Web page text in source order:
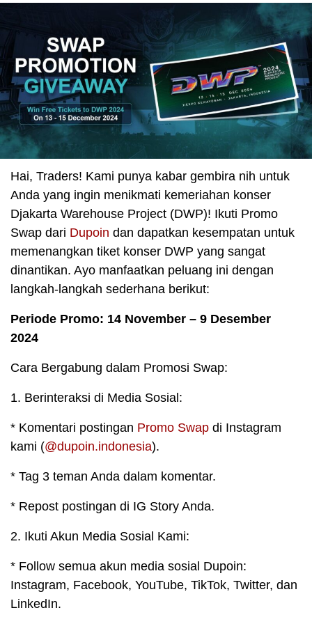
Hai, Traders! Kami punya kabar gembira nih untuk
Anda yang ingin menikmati kemeriahan konser
Djakarta Warehouse Project (DWP)! Ikuti Promo
Swap dari Dupoin dan dapatkan kesempatan untuk
memenangkan tiket konser DWP yang sangat
dinantikan. Ayo manfaatkan peluang ini dengan
langkah-langkah sederhana berikut:
Periode Promo: 14 November – 9 Desember
2024
Cara Bergabung dalam Promosi Swap:
1. Berinteraksi di Media Sosial:
* Komentari postingan Promo Swap di Instagram
kami (@dupoin.indonesia).
* Tag 3 teman Anda dalam komentar.
* Repost postingan di IG Story Anda.
2. Ikuti Akun Media Sosial Kami:
* Follow semua akun media sosial Dupoin:
Instagram, Facebook, YouTube, TikTok, Twitter, dan
LinkedIn.